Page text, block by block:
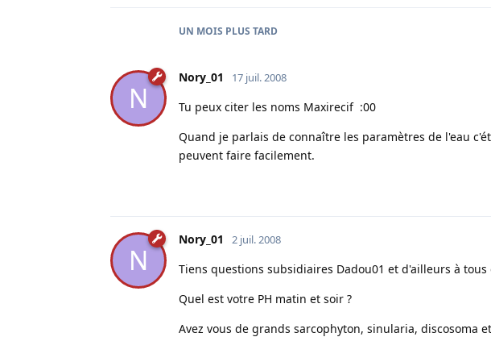
UN MOIS PLUS TARD
N
Nory_01 17 juil. 2008
Tu peux citer les noms Maxirecif :00
Quand je parlais de connaître les paramètres de l'eau
peuvent faire facilement.
N
Nory_01 2 juil. 2008
Tiens questions subsidiaires Dadou01 et d'ailleurs à
Quel est votre PH matin et soir ?
Avez vous de grands sarcophyton, sinularia, discosoma